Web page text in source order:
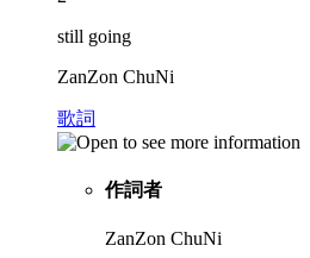
still going
ZanZon ChuNi
歌詞
作詞者
ZanZon ChuNi